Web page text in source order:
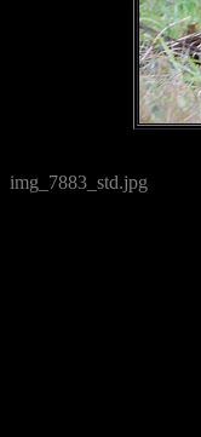
img_7883_std.jpg